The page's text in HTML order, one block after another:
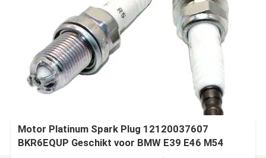
Motor Platinum Spark Plug 12120037607
BKR6EQUP Geschikt voor BMW E39 E46 M54